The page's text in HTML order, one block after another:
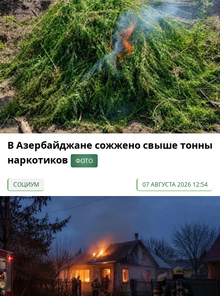
В Азербайджане сожжено свыше тонны
наркотиков
ФОТО
СОЦИУМ 07 АВГУСТА 2026 12:54